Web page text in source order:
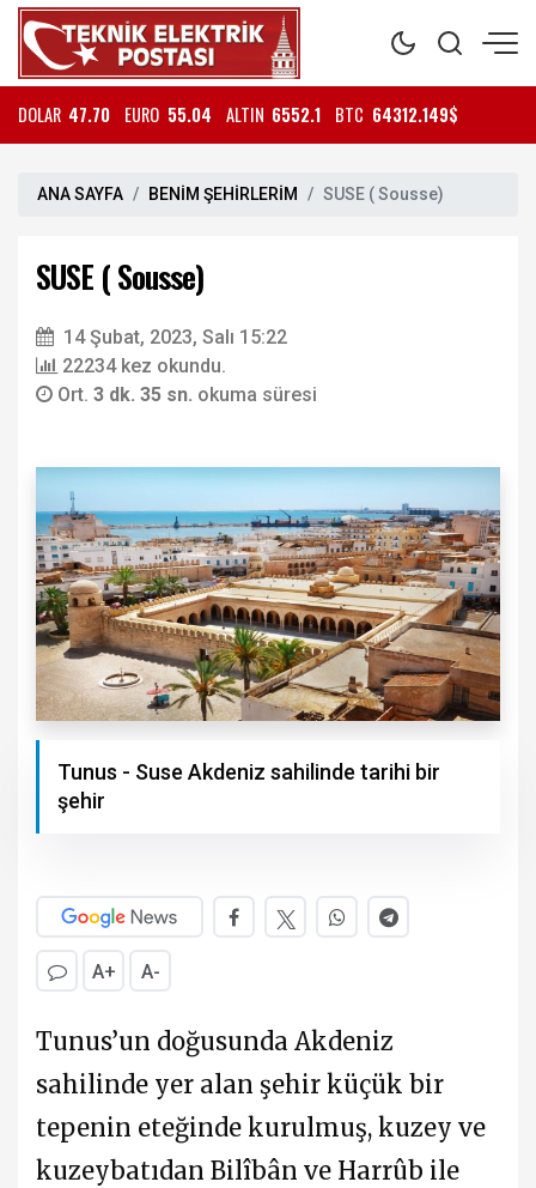
DOLAR 47.70 EURO 55.04 ALTIN 6552.1 BTC 64312.149$
ANA SAYFA BENİM ŞEHİRLERİM SUSE ( Sousse)
SUSE ( Sousse)
14 Şubat, 2023, Salı 15:22
22234 kez okundu.
Ort. 3 dk. 35 sn. okuma süresi
Tunus - Suse Akdeniz sahilinde tarihi bir
şehir
A+ A-
Tunus’un doğusunda Akdeniz
sahilinde yer alan şehir küçük bir
tepenin eteğinde kurulmuş, kuzey ve
kuzeybatıdan Bilîbân ve Harrûb ile